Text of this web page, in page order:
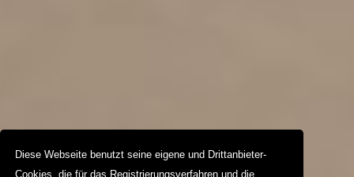
Diese Webseite benutzt seine eigene und Drittanbieter-
Cookies, die für das Registrierungsverfahren und die